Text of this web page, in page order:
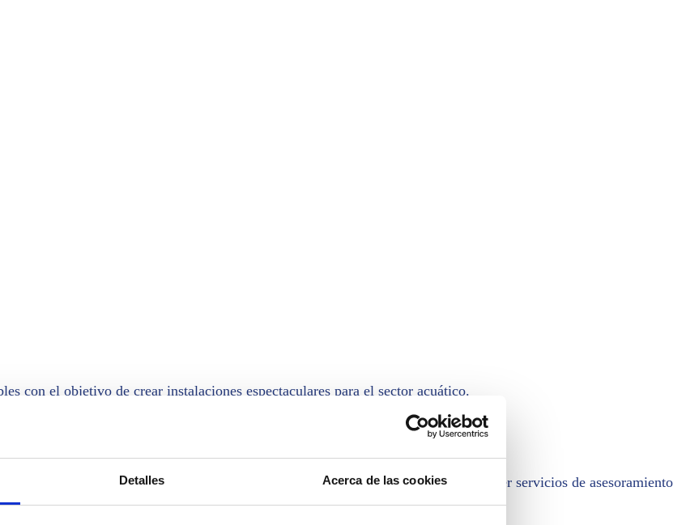
Detalles Acerca de las cookies
con el objetivo de crear instalaciones espectaculares para el sector acuático.
expertos sin ningún compromiso. Nuestro equipo está especializado en ofrecer servicios de asesoramiento